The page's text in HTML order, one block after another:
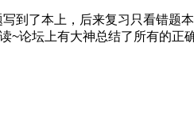
到了本上，后来复习只看错题
~论坛上有大神总结了所有的正